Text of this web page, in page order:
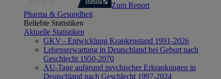
Zum Report
Pharma & Gesundheit
Beliebte Statistiken
Aktuelle Statistiken
GKV - Entwicklung Krankenstand 1991-2026
Lebenserwartung in Deutschland bei Geburt nach
Geschlecht 1950-2070
AU-Tage aufgrund psychischer Erkrankungen in
Deutschland nach Geschlecht 1997-2024